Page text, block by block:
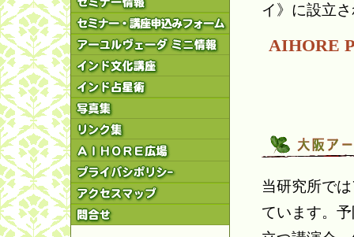
イ》に設立
AIHORE
当研究所で
ています。